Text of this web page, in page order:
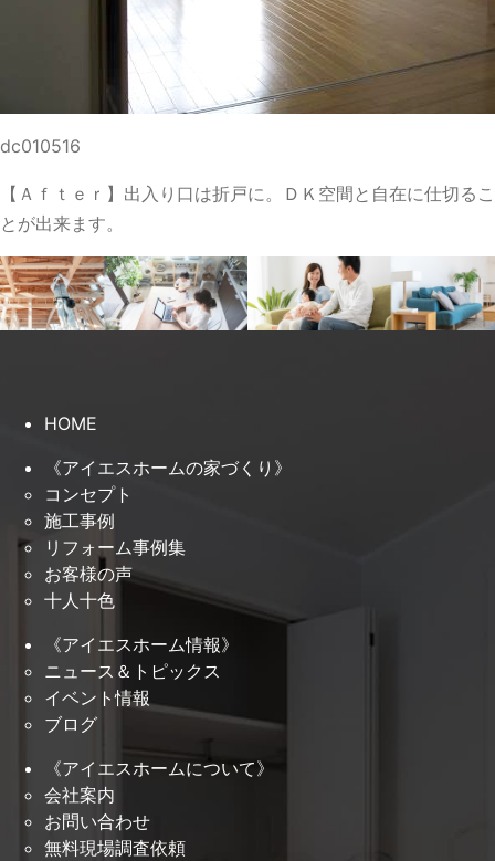
dc010516
【Ａｆｔｅｒ】出入り口は折戸に。ＤＫ空間と自在に仕切るこ
とが出来ます。
HOME
《アイエスホームの家づくり》
コンセプト
施工事例
リフォーム事例集
お客様の声
十人十色
《アイエスホーム情報》
ニュース＆トピックス
イベント情報
ブログ
《アイエスホームについて》
会社案内
お問い合わせ
無料現場調査依頼